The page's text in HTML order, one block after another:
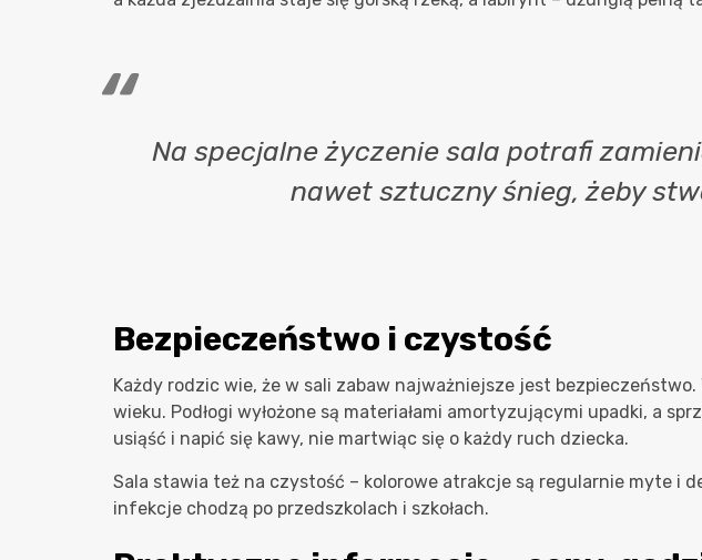
Na specjalne życzenie sala potrafi
nawet sztuczny śnieg, żeby
Bezpieczeństwo i czystość
Każdy rodzic wie, że w sali zabaw najważniejsze jest
wieku. Podłogi wyłożone są materiałami amortyzującymi upadki, a
usiąść i napić się kawy, nie martwiąc się o każdy ruch dziecka.
Sala stawia też na czystość – kolorowe atrakcje są regularnie myte i
infekcje chodzą po przedszkolach i szkołach.